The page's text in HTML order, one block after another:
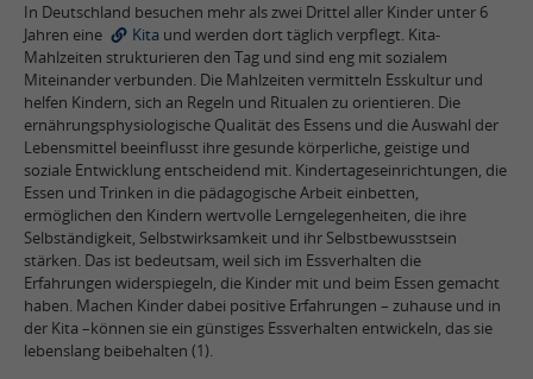
In Deutschland besuchen mehr als zwei Drittel aller Kinder unter 6
Jahren eine
Kita und werden dort täglich verpflegt. Kita-
Mahlzeiten strukturieren den Tag und sind eng mit sozialem
Miteinander verbunden. Die Mahlzeiten vermitteln Esskultur und
helfen Kindern, sich an Regeln und Ritualen zu orientieren. Die
ernährungsphysiologische Qualität des Essens und die Auswahl der
Lebensmittel beeinflusst ihre gesunde körperliche, geistige und
soziale Entwicklung entscheidend mit. Kindertageseinrichtungen, die
Essen und Trinken in die pädagogische Arbeit einbetten,
ermöglichen den Kindern wertvolle Lerngelegenheiten, die ihre
Selbständigkeit, Selbstwirksamkeit und ihr Selbstbewusstsein
stärken. Das ist bedeutsam, weil sich im Essverhalten die
Erfahrungen widerspiegeln, die Kinder mit und beim Essen gemacht
haben. Machen Kinder dabei positive Erfahrungen – zuhause und in
der Kita –können sie ein günstiges Essverhalten entwickeln, das sie
lebenslang beibehalten (1).